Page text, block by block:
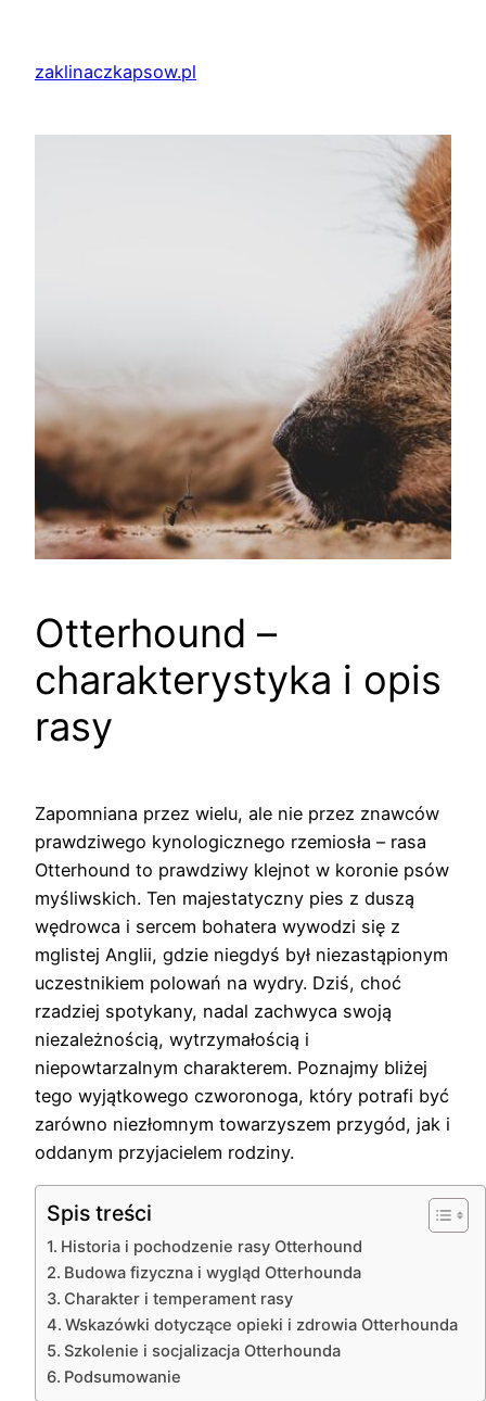
treścizaklinaczkapsow.pl
Otterhound –
charakterystyka i opis
rasy
Zapomniana przez wielu, ale nie przez znawców
prawdziwego kynologicznego rzemiosła – rasa
Otterhound to prawdziwy klejnot w koronie psów
myśliwskich. Ten majestatyczny pies z duszą
wędrowca i sercem bohatera wywodzi się z
mglistej Anglii, gdzie niegdyś był niezastąpionym
uczestnikiem polowań na wydry. Dziś, choć
rzadziej spotykany, nadal zachwyca swoją
niezależnością, wytrzymałością i
niepowtarzalnym charakterem. Poznajmy bliżej
tego wyjątkowego czworonoga, który potrafi być
zarówno niezłomnym towarzyszem przygód, jak i
oddanym przyjacielem rodziny.
Spis treści
Historia i pochodzenie rasy Otterhound
Budowa fizyczna i wygląd Otterhounda
Charakter i temperament rasy
Wskazówki dotyczące opieki i zdrowia Otterhounda
Szkolenie i socjalizacja Otterhounda
Podsumowanie